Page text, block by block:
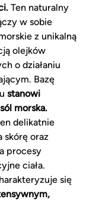
Ten naturalny
w sobie
z unikalną
olejków
o działaniu
Bazę
stanowi
morska.
delikatnie
skórę oraz
procesy
ciała.
się